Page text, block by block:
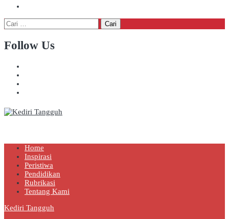
Cari
untuk:
Follow Us
Home
Inspirasi
Peristiwa
Pendidikan
Rubrikasi
Tentang Kami
Kediri Tangguh